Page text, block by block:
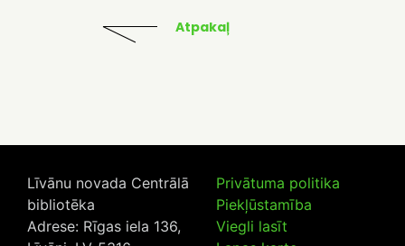
Atpakaļ
Līvānu novada Centrālā
bibliotēka
Adrese: Rīgas iela 136,
Privātuma politika
Piekļūstamība
Viegli lasīt